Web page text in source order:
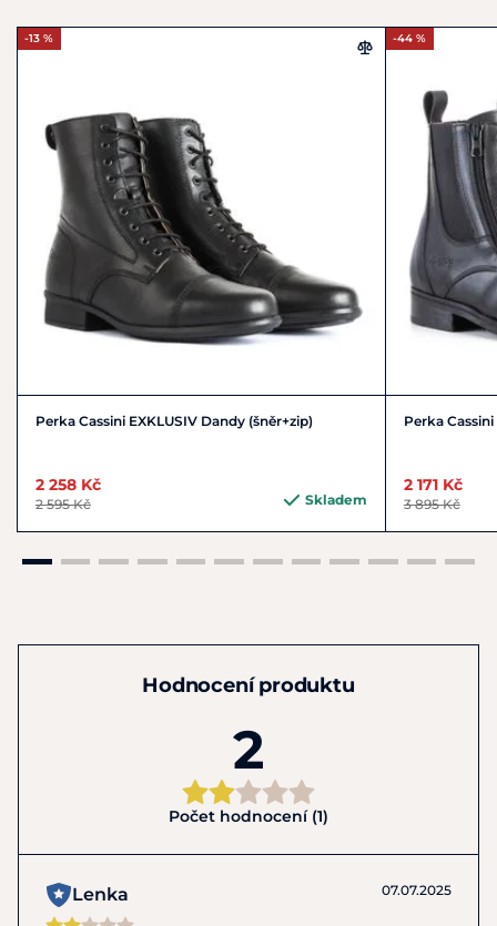
-13 %
Perka Cassini EXKLUSIV Dandy (šněr+zip)
2 258 Kč
2 595 Kč Skladem
-44 %
Perka Cassini
2 171 Kč
3 895 Kč
Hodnocení produktu
2
Počet hodnocení (1)
Lenka 07.07.2025